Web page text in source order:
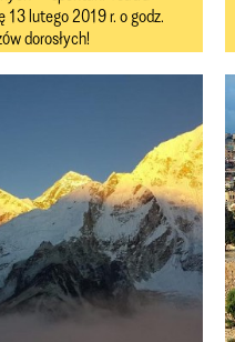
13 lutego 2019 r. o godz.
dorosłych!